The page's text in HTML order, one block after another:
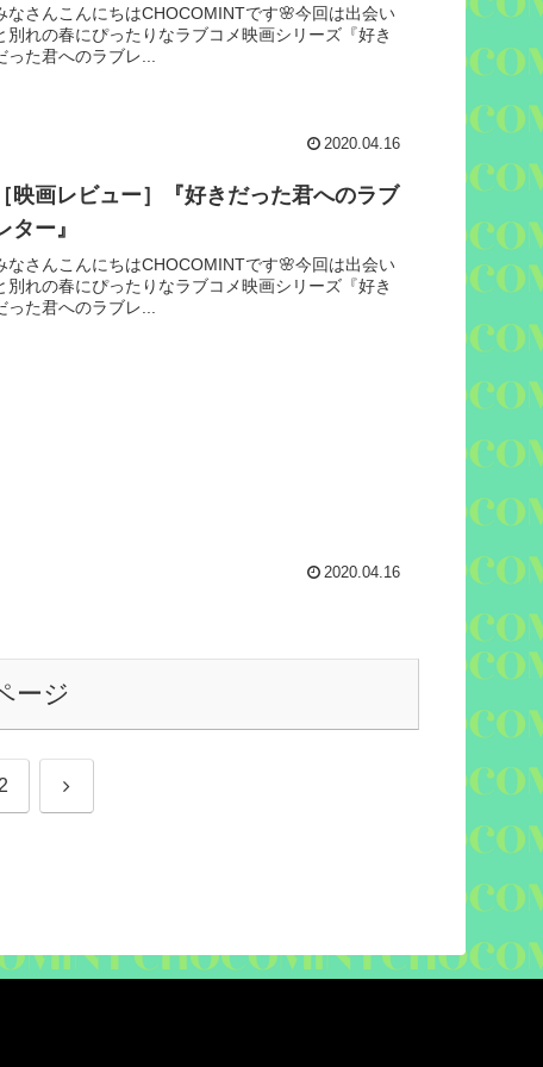
なさんこんにちはCHOCOMINTです🌸今回は出会い
別れの春にぴったりなラブコメ映画シリーズ『好き
った君へのラブレ...
2020.04.16
映画レビュー］『好きだった君へのラブ
ター』
なさんこんにちはCHOCOMINTです🌸今回は出会い
別れの春にぴったりなラブコメ映画シリーズ『好き
った君へのラブレ...
2020.04.16
ージ
次